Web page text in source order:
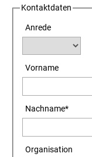
Kontaktdaten
Anrede
Vorname
Nachname*
Organisation